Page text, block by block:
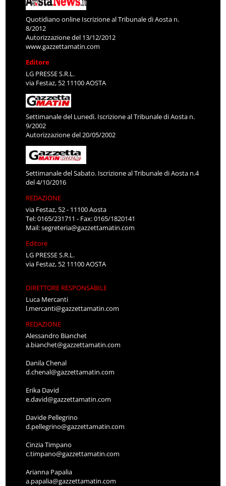
Quotidiano online Iscrizione al Tribunale di Aosta n.
8/2012
Autorizzazione del 13/12/2012
www.gazzettamatin.com
Editore
LG PRESSE S.R.L.
via Festaz, 52 11100 AOSTA
Settimanale del Lunedì. Iscrizione al Tribunale di Aosta n.
9/2002
Autorizzazione del 20/05/2002
Settimanale del Sabato. Iscrizione al Tribunale di Aosta n.4
del 4/10/2016
REDAZIONE
via Festaz, 52 - 11100 Aosta
Tel: 0165/231711 - Fax: 0165/1820141
Mail:segreteria@gazzettamatin.com
Editore
LG PRESSE S.R.L.
via Festaz, 52 11100 AOSTA
DIRETTORE RESPONSABILE
Luca Mercanti
l.mercanti@gazzettamatin.com
REDAZIONE
Alessandro Bianchet
a.bianchet@gazzettamatin.com
Danila Chenal
d.chenal@gazzettamatin.com
Erika David
e.david@gazzettamatin.com
Davide Pellegrino
d.pellegrino@gazzettamatin.com
Cinzia Timpano
c.timpano@gazzettamatin.com
Arianna Papalia
a.papalia@gazzettamatin.com